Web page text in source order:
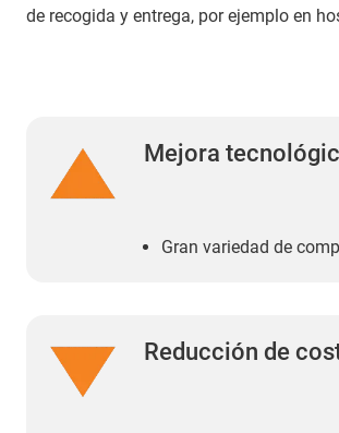
de recogida y entrega, por ejemplo en
Mejora
Gran variedad de
Reducción de